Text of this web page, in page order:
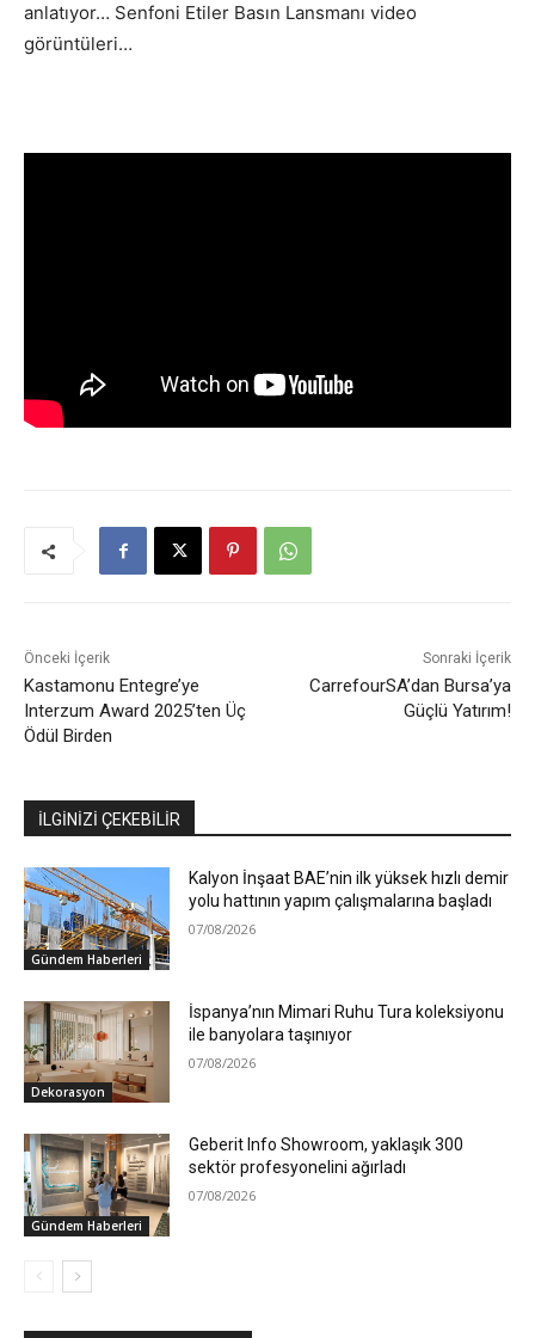
anlatıyor… Senfoni Etiler Basın Lansmanı video
görüntüleri…
Önceki İçerik
Kastamonu Entegre’ye
Interzum Award 2025’ten Üç
Ödül Birden
Sonraki İçerik
CarrefourSA’dan Bursa’ya
Güçlü Yatırım!
İLGİNİZİ ÇEKEBİLİR
Gündem Haberleri
Kalyon İnşaat BAE’nin ilk yüksek hızlı demir
yolu hattının yapım çalışmalarına başladı
07/08/2026
Dekorasyon
İspanya’nın Mimari Ruhu Tura koleksiyonu
ile banyolara taşınıyor
07/08/2026
Gündem Haberleri
Geberit Info Showroom, yaklaşık 300
sektör profesyonelini ağırladı
07/08/2026